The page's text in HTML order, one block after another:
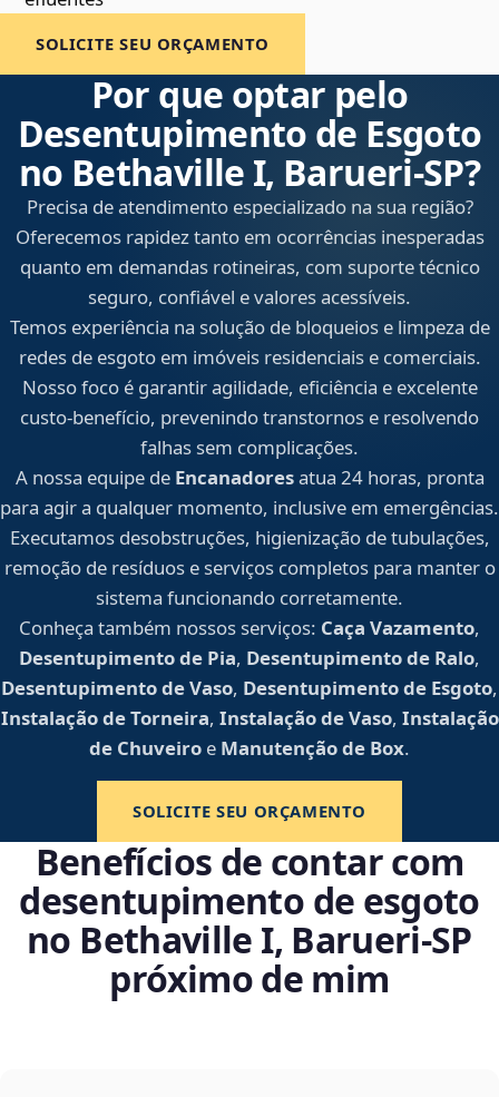
SOLICITE SEU ORÇAMENTO
Por que optar pelo
Desentupimento de Esgoto
no Bethaville I, Barueri‑SP?
Precisa de atendimento especializado na sua região?
Oferecemos rapidez tanto em ocorrências inesperadas
quanto em demandas rotineiras, com suporte técnico
seguro, confiável e valores acessíveis.
Temos experiência na solução de bloqueios e limpeza de
redes de esgoto em imóveis residenciais e comerciais.
Nosso foco é garantir agilidade, eficiência e excelente
custo-benefício, prevenindo transtornos e resolvendo
falhas sem complicações.
A nossa equipe de Encanadoresatua 24 horas, pronta
para agir a qualquer momento, inclusive em emergências.
Executamos desobstruções, higienização de tubulações,
remoção de resíduos e serviços completos para manter o
sistema funcionando corretamente.
Conheça também nossos serviços: Caça Vazamento,
Desentupimento de Pia, Desentupimento de Ralo,
Desentupimento de Vaso, Desentupimento de Esgoto,
Instalação de Torneira, Instalação de Vaso, Instalação
de Chuveiro e Manutenção de Box.
SOLICITE SEU ORÇAMENTO
Benefícios de contar com
desentupimento de esgoto
no Bethaville I, Barueri‑SP
próximo de mim